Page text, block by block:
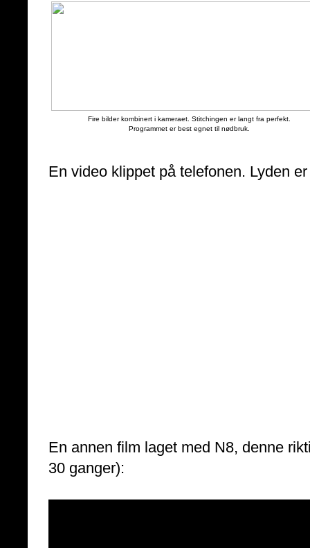
Fire bilder kombinert i kameraet. Stitchingen er langt fra perfekt.
Programmet er best egnet til nødbruk.
En video klippet på telefonen. Lyden
En annen film laget med N8, denne
30 ganger):